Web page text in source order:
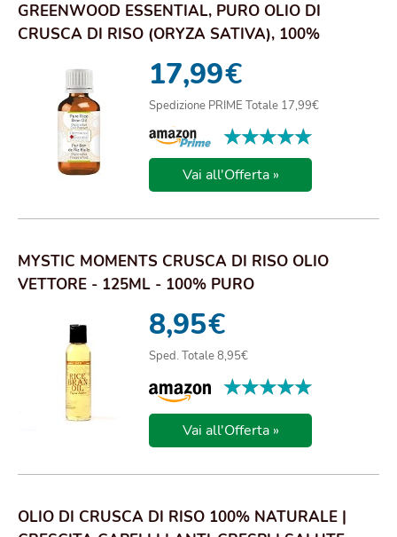
GREENWOOD ESSENTIAL, PURO OLIO DI
CRUSCA DI RISO (ORYZA SATIVA), 100%
17,99€
Spedizione PRIME Totale 17,99€
★★★★★
★★★★★
Vai all'Offerta »
MYSTIC MOMENTS CRUSCA DI RISO OLIO
VETTORE - 125ML - 100% PURO
8,95€
Sped. Totale 8,95€
★★★★★
★★★★★
Vai all'Offerta »
OLIO DI CRUSCA DI RISO 100% NATURALE |